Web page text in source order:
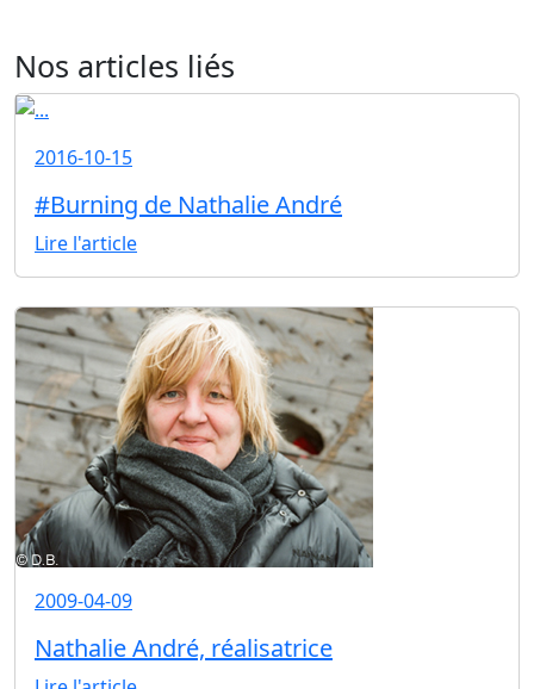
Nos articles liés
2016-10-15
#Burning de Nathalie André
Lire l'article
2009-04-09
Nathalie André, réalisatrice